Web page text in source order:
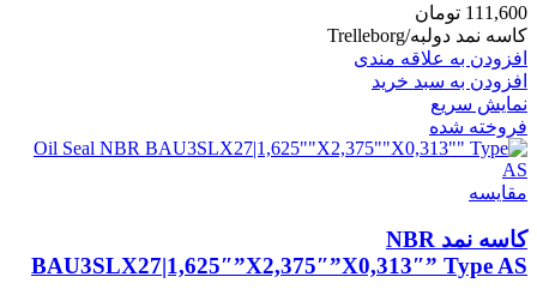
111,600 تومان
کاسه نمد دولبه/Trelleborg
افزودن به علاقه مندی
افزودن به سبد خرید
نمایش سریع
فروخته شده
مقايسه
کاسه نمد NBR
BAU3SLX27|1,625″”X2,375″”X0,313″” Type AS